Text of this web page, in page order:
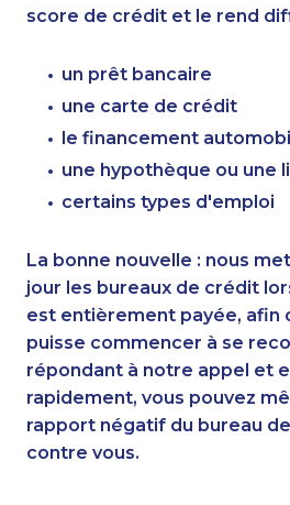
score de crédit et le rend
un prêt bancaire
une carte de crédit
le financement
une hypothèque ou une
certains types d'emploi
La bonne nouvelle : nous
jour les bureaux de crédit
est entièrement payée, afin
puisse commencer à se
répondant à notre appel et
rapidement, vous pouvez
rapport négatif du bureau
contre vous.